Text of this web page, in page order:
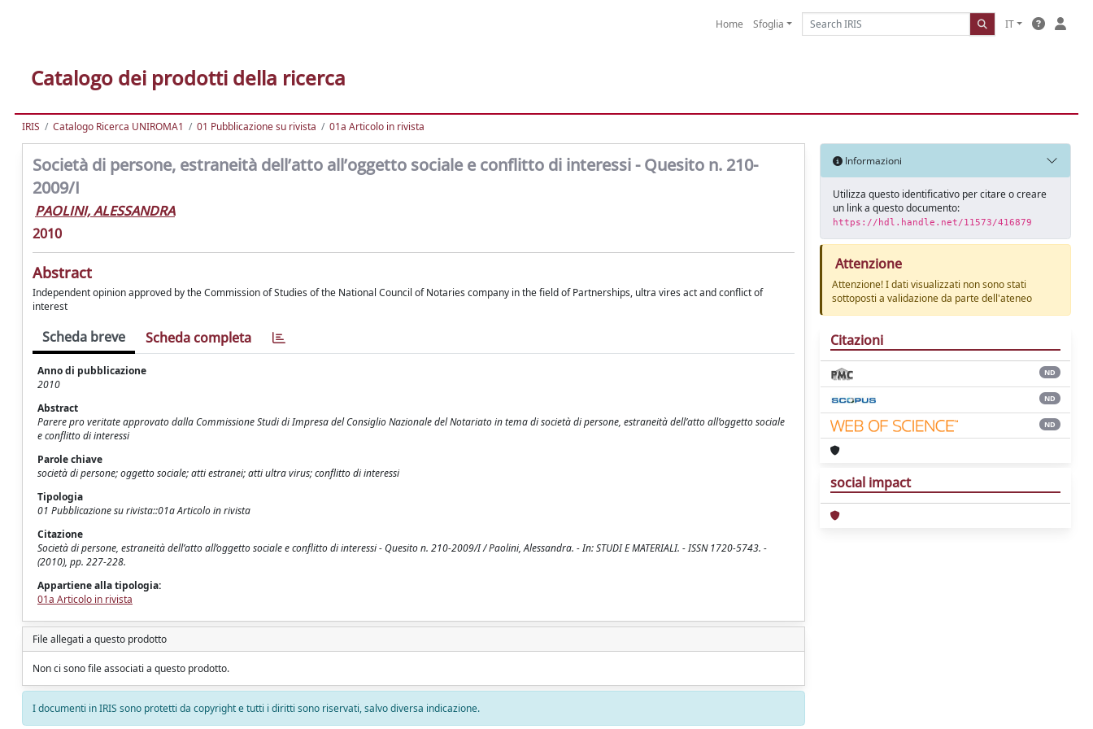
Home Sfoglia IT
Catalogo dei prodotti della ricerca
IRIS Catalogo Ricerca UNIROMA1 01 Pubblicazione su rivista 01a Articolo in rivista
Società di persone, estraneità dell’atto all’oggetto sociale e conflitto di interessi - Quesito n. 210-
2009/I
PAOLINI, ALESSANDRA
2010
Abstract
Independent opinion approved by the Commission of Studies of the National Council of Notaries company in the field of Partnerships, ultra vires act and conflict of
interest
Scheda breve Scheda completa
Anno di pubblicazione
2010
Abstract
Parere pro veritate approvato dalla Commissione Studi di Impresa del Consiglio Nazionale del Notariato in tema di società di persone, estraneità dell’atto all’oggetto sociale
e conflitto di interessi
Parole chiave
società di persone; oggetto sociale; atti estranei; atti ultra virus; conflitto di interessi
Tipologia
01 Pubblicazione su rivista::01a Articolo in rivista
Citazione
Società di persone, estraneità dell’atto all’oggetto sociale e conflitto di interessi - Quesito n. 210-2009/I / Paolini, Alessandra. - In: STUDI E MATERIALI. - ISSN 1720-5743. -
(2010), pp. 227-228.
Appartiene alla tipologia:
01a Articolo in rivista
File allegati a questo prodotto
Non ci sono file associati a questo prodotto.
I documenti in IRIS sono protetti da copyright e tutti i diritti sono riservati, salvo diversa indicazione.
Informazioni
Utilizza questo identificativo per citare o creare
un link a questo documento:
https://hdl.handle.net/11573/416879
Attenzione
Attenzione! I dati visualizzati non sono stati
sottoposti a validazione da parte dell'ateneo
Citazioni
ND
ND
ND
social impact